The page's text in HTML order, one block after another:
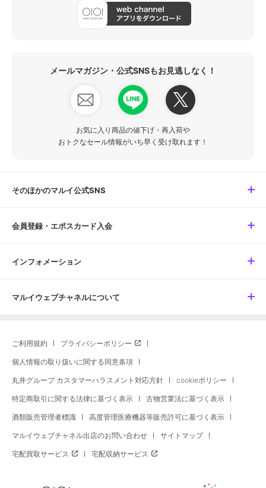
メールマガジン・公式SNSもお見逃しなく！
お気に入り商品の値下げ・再入荷や
おトクなセール情報がいち早く受け取れます！
そのほかのマルイ公式SNS
会員登録・エポスカード入会
インフォメーション
マルイウェブチャネルについて
ご利用規約 プライバシーポリシー
個人情報の取り扱いに関する同意条項
丸井グループ カスタマーハラスメント対応方針 cookieポリシー
特定商取引に関する法律に基づく表示 古物営業法に基づく表示
酒類販売管理者標識 高度管理医療機器等販売許可に基づく表示
マルイウェブチャネル出店のお問い合わせ サイトマップ
宅配買取サービス 宅配収納サービス